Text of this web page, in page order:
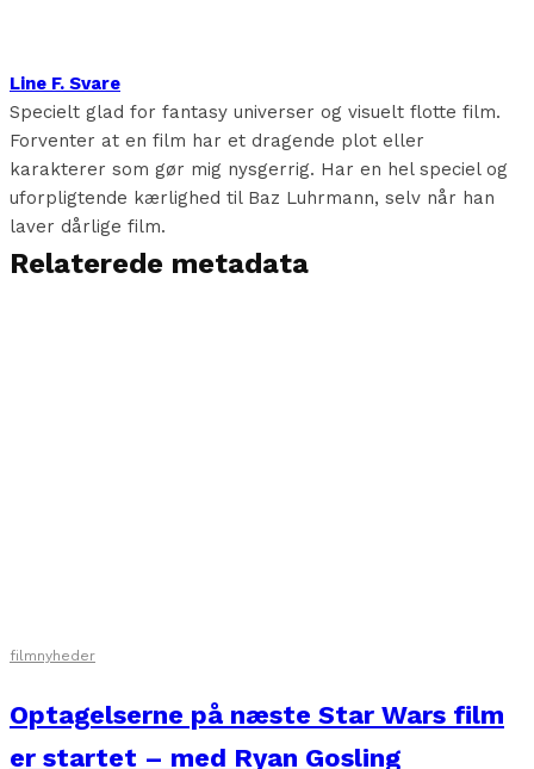
Line F. Svare
Specielt glad for fantasy universer og visuelt flotte film.
Forventer at en film har et dragende plot eller
karakterer som gør mig nysgerrig. Har en hel speciel og
uforpligtende kærlighed til Baz Luhrmann, selv når han
laver dårlige film.
Relaterede metadata
filmnyheder
Optagelserne på næste Star Wars film
er startet – med Ryan Gosling